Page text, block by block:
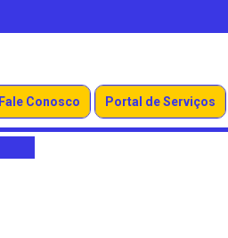
Fale Conosco Portal de Serviços